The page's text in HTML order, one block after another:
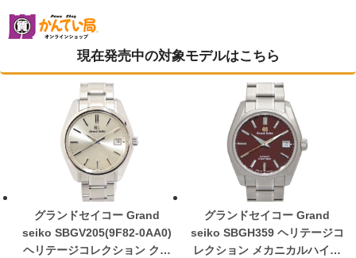
現在発売中の対象モデルはこちら
グランドセイコー Grand
seiko SBGV205(9F82-0AA0)
ヘリテージコレクション クォ
グランドセイコー Grand
seiko SBGH359 ヘリテージコ
レクション メカニカルハイビ